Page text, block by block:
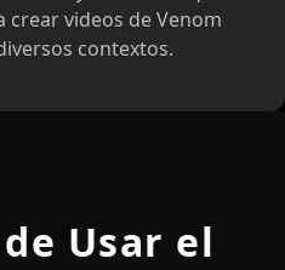
crear videos de Venom
contextos.
Usar el